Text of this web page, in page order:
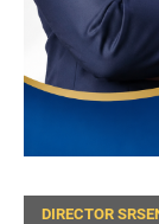
DIRECTOR